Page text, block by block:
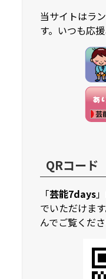
当サイトはラ
す。いつも応
QRコード
「芸能7days
でいただけま
んでご覧くださ